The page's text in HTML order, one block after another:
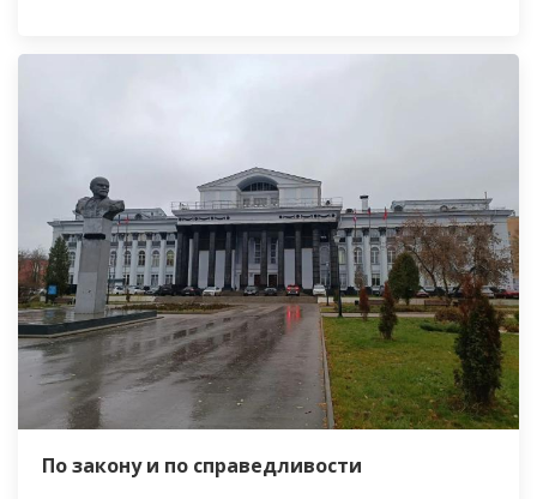
По закону и по справедливости